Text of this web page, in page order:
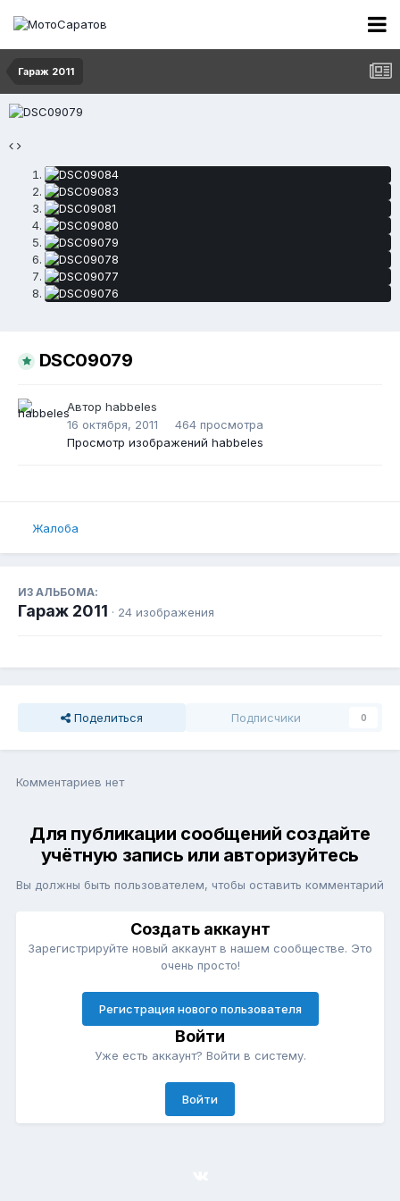
Гараж 2011
DSC09079
Автор habbeles
16 октября, 2011
464 просмотра
Просмотр изображений habbeles
Жалоба
ИЗ АЛЬБОМА:
Гараж 2011 · 24 изображения
Поделиться Подписчики 0
Комментариев нет
Для публикации сообщений создайте
учётную запись или авторизуйтесь
Вы должны быть пользователем, чтобы оставить комментарий
Создать аккаунт
Зарегистрируйте новый аккаунт в нашем сообществе. Это
очень просто!
Регистрация нового пользователя
Войти
Уже есть аккаунт? Войти в систему.
Войти